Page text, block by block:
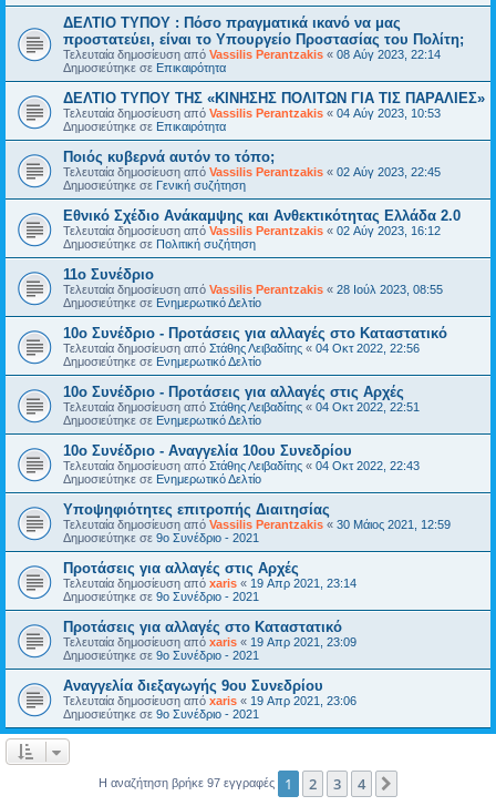
ΔΕΛΤΙΟ ΤΥΠΟΥ : Πόσο πραγματικά ικανό να μας
προστατεύει, είναι το Υπουργείο Προστασίας του Πολίτη;
Τελευταία δημοσίευση από Vassilis Perantzakis « 08 Αύγ 2023, 22:14
Δημοσιεύτηκε σε Επικαιρότητα
ΔΕΛΤΙΟ ΤΥΠΟΥ ΤΗΣ «ΚΙΝΗΣΗΣ ΠΟΛΙΤΩΝ ΓΙΑ ΤΙΣ ΠΑΡΑΛΙΕΣ»
Τελευταία δημοσίευση από Vassilis Perantzakis « 04 Αύγ 2023, 10:53
Δημοσιεύτηκε σε Επικαιρότητα
Ποιός κυβερνά αυτόν το τόπο;
Τελευταία δημοσίευση από Vassilis Perantzakis « 02 Αύγ 2023, 22:45
Δημοσιεύτηκε σε Γενική συζήτηση
Eθνικό Σχέδιο Ανάκαμψης και Ανθεκτικότητας Ελλάδα 2.0
Τελευταία δημοσίευση από Vassilis Perantzakis « 02 Αύγ 2023, 16:12
Δημοσιεύτηκε σε Πολιτική συζήτηση
11o Συνέδριο
Τελευταία δημοσίευση από Vassilis Perantzakis « 28 Ιούλ 2023, 08:55
Δημοσιεύτηκε σε Ενημερωτικό Δελτίο
10ο Συνέδριο - Προτάσεις για αλλαγές στο Καταστατικό
Τελευταία δημοσίευση από Στάθης Λειβαδίτης « 04 Οκτ 2022, 22:56
Δημοσιεύτηκε σε Ενημερωτικό Δελτίο
10ο Συνέδριο - Προτάσεις για αλλαγές στις Αρχές
Τελευταία δημοσίευση από Στάθης Λειβαδίτης « 04 Οκτ 2022, 22:51
Δημοσιεύτηκε σε Ενημερωτικό Δελτίο
10ο Συνέδριο - Αναγγελία 10ου Συνεδρίου
Τελευταία δημοσίευση από Στάθης Λειβαδίτης « 04 Οκτ 2022, 22:43
Δημοσιεύτηκε σε Ενημερωτικό Δελτίο
Υποψηφιότητες επιτροπής Διαιτησίας
Τελευταία δημοσίευση από Vassilis Perantzakis « 30 Μάιος 2021, 12:59
Δημοσιεύτηκε σε 9ο Συνέδριο - 2021
Προτάσεις για αλλαγές στις Αρχές
Τελευταία δημοσίευση από xaris « 19 Απρ 2021, 23:14
Δημοσιεύτηκε σε 9ο Συνέδριο - 2021
Προτάσεις για αλλαγές στο Καταστατικό
Τελευταία δημοσίευση από xaris « 19 Απρ 2021, 23:09
Δημοσιεύτηκε σε 9ο Συνέδριο - 2021
Αναγγελία διεξαγωγής 9ου Συνεδρίου
Τελευταία δημοσίευση από xaris « 19 Απρ 2021, 23:06
Δημοσιεύτηκε σε 9ο Συνέδριο - 2021
Η αναζήτηση βρήκε 97 εγγραφές 1 2 3 4